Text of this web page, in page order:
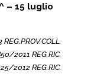
– 15 luglio
2011 REG.RIC.
2012 REG.RIC.